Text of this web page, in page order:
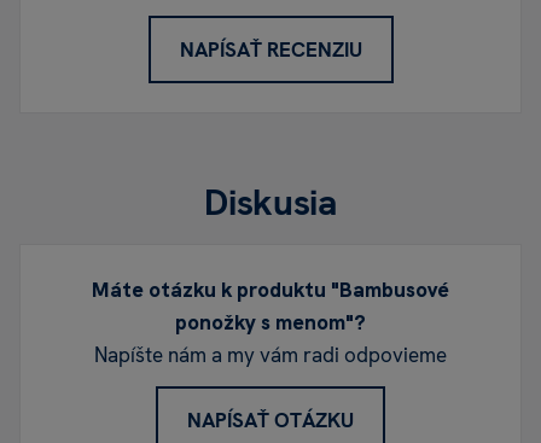
NAPÍSAŤ RECENZIU
Diskusia
Máte otázku k produktu "Bambusové
ponožky s menom"?
Napíšte nám a my vám radi odpovieme
NAPÍSAŤ OTÁZKU